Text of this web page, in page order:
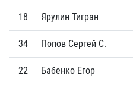
18 Ярулин Тигран
34 Попов Сергей С.
22 Бабенко Егор